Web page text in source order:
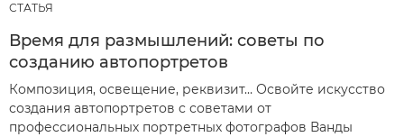
СТАТЬЯ
Время для размышлений: советы по
созданию автопортретов
Композиция, освещение, реквизит… Освойте искусство
создания автопортретов с советами от
профессиональных портретных фотографов Ванды